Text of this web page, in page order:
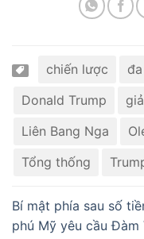
chiến lược
Donald Trump
Liên Bang Nga
Tổng thống
Bí mật phía sau số
phú Mỹ yêu cầu Đàm